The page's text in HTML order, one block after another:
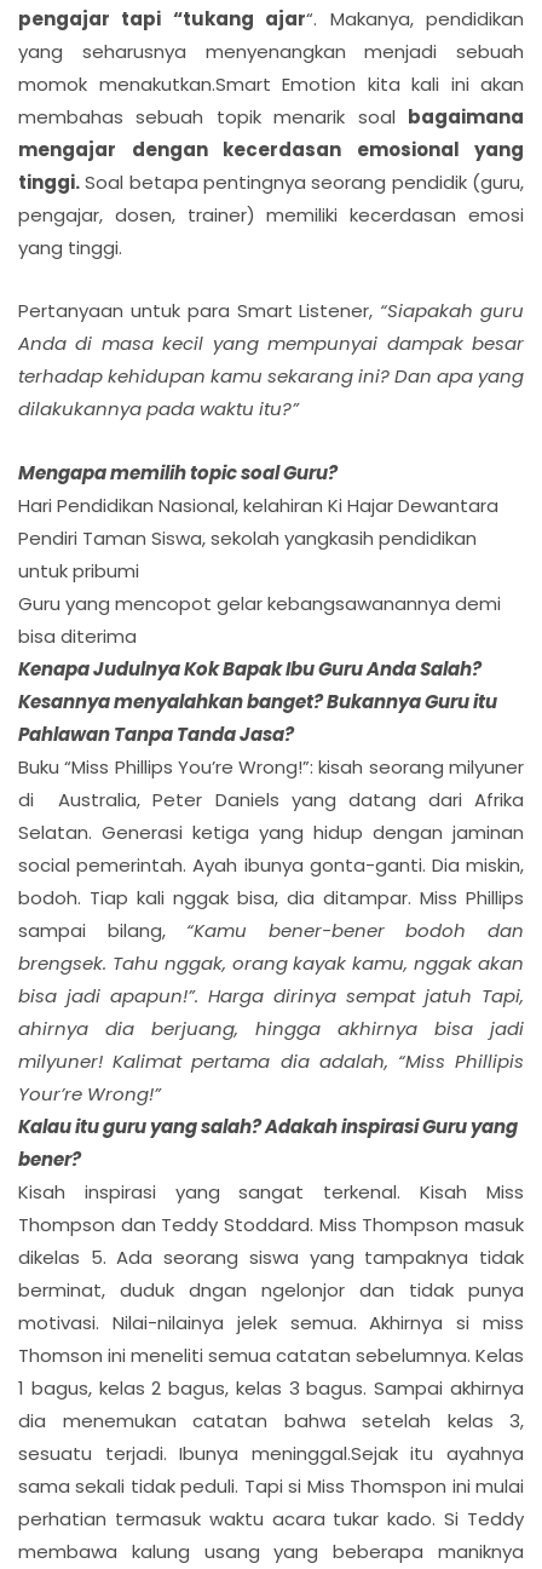
pengajar tapi “tukang ajar“. Makanya, pendidikan
yang seharusnya menyenangkan menjadi sebuah
momok menakutkan.Smart Emotion kita kali ini akan
membahas sebuah topik menarik soal bagaimana
mengajar dengan kecerdasan emosional yang
tinggi.Soal betapa pentingnya seorang pendidik (guru,
pengajar, dosen, trainer) memiliki kecerdasan emosi
yang tinggi.
Pertanyaan untuk para Smart Listener, “Siapakah guru
Anda di masa kecil yang mempunyai dampak besar
terhadap kehidupan kamu sekarang ini? Dan apa yang
dilakukannya pada waktu itu?”
Mengapa memilih topic soal Guru?
Hari Pendidikan Nasional, kelahiran Ki Hajar Dewantara
Pendiri Taman Siswa, sekolah yangkasih pendidikan
untuk pribumi
Guru yang mencopot gelar kebangsawanannya demi
bisa diterima
Kenapa Judulnya Kok Bapak Ibu Guru Anda Salah?
Kesannya menyalahkan banget? Bukannya Guru itu
Pahlawan Tanpa Tanda Jasa?
Buku “Miss Phillips You’re Wrong!”: kisah seorang milyuner
di Australia, Peter Daniels yang datang dari Afrika
Selatan. Generasi ketiga yang hidup dengan jaminan
social pemerintah. Ayah ibunya gonta-ganti. Dia miskin,
bodoh. Tiap kali nggak bisa, dia ditampar. Miss Phillips
sampai bilang, “Kamu bener-bener bodoh dan
brengsek. Tahu nggak, orang kayak kamu, nggak akan
bisa jadi apapun!”. Harga dirinya sempat jatuh Tapi,
ahirnya dia berjuang, hingga akhirnya bisa jadi
milyuner! Kalimat pertama dia adalah, “Miss Phillipis
Your’re Wrong!”
Kalau itu guru yang salah? Adakah inspirasi Guru yang
bener?
Kisah inspirasi yang sangat terkenal. Kisah Miss
Thompson dan Teddy Stoddard. Miss Thompson masuk
dikelas 5. Ada seorang siswa yang tampaknya tidak
berminat, duduk dngan ngelonjor dan tidak punya
motivasi. Nilai-nilainya jelek semua. Akhirnya si miss
Thomson ini meneliti semua catatan sebelumnya. Kelas
1 bagus, kelas 2 bagus, kelas 3 bagus. Sampai akhirnya
dia menemukan catatan bahwa setelah kelas 3,
sesuatu terjadi. Ibunya meninggal.Sejak itu ayahnya
sama sekali tidak peduli. Tapi si Miss Thomspon ini mulai
perhatian termasuk waktu acara tukar kado. Si Teddy
membawa kalung usang yang beberapa maniknya